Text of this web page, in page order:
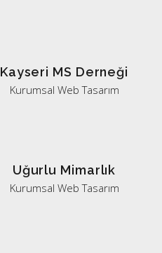
Kayseri MS Derneği
Kurumsal Web Tasarım
Uğurlu Mimarlık
Kurumsal Web Tasarım